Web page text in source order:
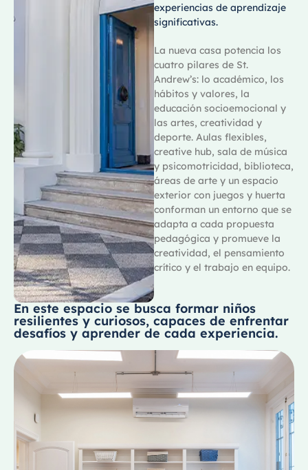
experiencias de aprendizaje
significativas.
La nueva casa potencia los
cuatro pilares de St.
Andrew’s: lo académico, los
hábitos y valores, la
educación socioemocional y
las artes, creatividad y
deporte. Aulas flexibles,
creative hub, sala de música
y psicomotricidad, biblioteca,
áreas de arte y un espacio
exterior con juegos y huerta
conforman un entorno que se
adapta a cada propuesta
pedagógica y promueve la
creatividad, el pensamiento
crítico y el trabajo en equipo.
En este espacio se busca formar niños
resilientes y curiosos, capaces de enfrentar
desafíos y aprender de cada experiencia.